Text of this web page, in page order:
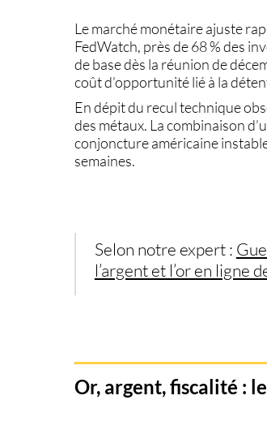
Le marché monétaire ajuste
FedWatch, près de 68 %des
de basedès la réunion de
coût d’opportunité lié à la
En dépit du recul technique
des métaux. La combinaison
conjoncture américaine
semaines.
Selon notre expert :
l’argent et l’or en ligne
Or, argent, fiscalité :